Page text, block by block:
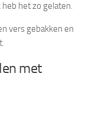
het zo gelaten.
vers gebakken en
met